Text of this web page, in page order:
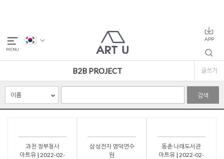
B2B PROJECT 글쓰기
검색
과천 정부청사
아트유 | 2022-02-
삼성전자 영덕연수
원
동춘 나래도서관
아트유 | 2022-02-